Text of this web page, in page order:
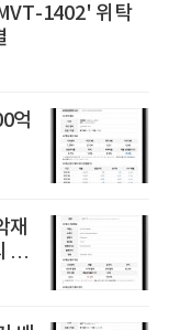
1402' 위탁
억
재
청